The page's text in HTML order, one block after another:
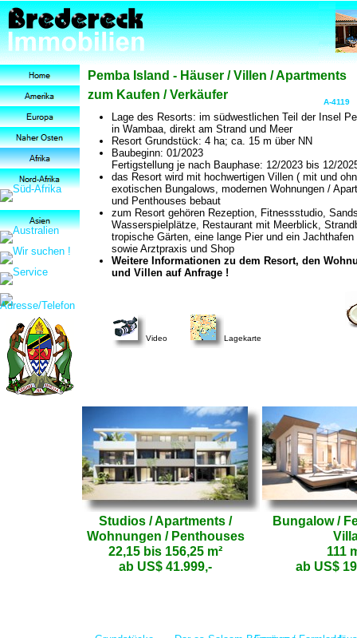
A-4119
Pemba Island - Häuser / Villen / Apartments
zum Kaufen / Verkäufer
Lage des Resorts: im südwestlichen Teil der Insel
in Wambaa, direkt am Strand und Meer
Resort Grundstück: 4 ha; ca. 15 m über NN
Baubeginn: 01/2023
Fertigstellung je nach Bauphase: 12/2023 bis 12/
das Resort wird mit hochwertigen Villen ( mit und
exotischen Bungalows, modernen Wohnungen /
und Penthouses bebaut
zum Resort gehören Rezeption, Fitnessstudio,
Wasserspielplätze, Restaurant mit Meerblick,
tropische Gärten, eine lange Pier und ein Jachthafen
sowie Arztpraxis und Shop
Weitere Informationen zu dem Resort, den
und Villen auf Anfrage !
Video Lagekarte
Studios / Apartments /
Wohnungen / Penthouses
22,15 bis 156,25 m²
ab US$ 41.999,-
Bungalow /
111
ab US$